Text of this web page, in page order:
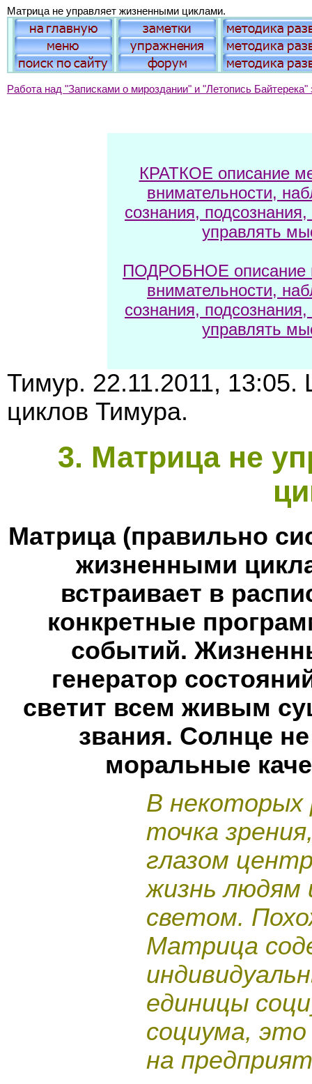
Матрица не управляет жизненными циклами.
Работа над "Записками о мироздании" и "Летопись
КРАТКОЕ описание
внимательности,
сознания,
управлять
ПОДРОБНОЕ описание
внимательности,
сознания,
управлять
Тимур. 22.11.2011,
циклов Тимура.
3. Матрица не
Матрица (правильно
жизненными
встраивает в
конкретные
событий.
генератор
светит всем живым
звания. Солнце
моральные
В некоторых
точка
глазом
жизнь людям
светом.
Матрица
единицы
социума,
на